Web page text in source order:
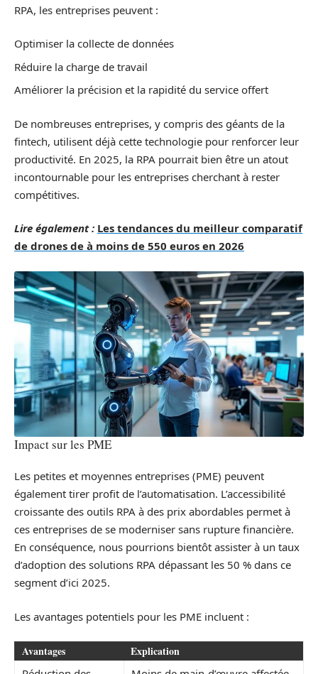
RPA, les entreprises peuvent :
Optimiser la collecte de données
Réduire la charge de travail
Améliorer la précision et la rapidité du service offert
De nombreuses entreprises, y compris des géants de la
fintech, utilisent déjà cette technologie pour renforcer leur
productivité. En 2025, la RPA pourrait bien être un atout
incontournable pour les entreprises cherchant à rester
compétitives.
Lire également : Les tendances du meilleur comparatif
de drones de à moins de 550 euros en 2026
Impact sur les PME
Les petites et moyennes entreprises (PME) peuvent
également tirer profit de l’automatisation. L’accessibilité
croissante des outils RPA à des prix abordables permet à
ces entreprises de se moderniser sans rupture financière.
En conséquence, nous pourrions bientôt assister à un taux
d’adoption des solutions RPA dépassant les 50 % dans ce
segment d’ici 2025.
Les avantages potentiels pour les PME incluent :
Avantages Explication